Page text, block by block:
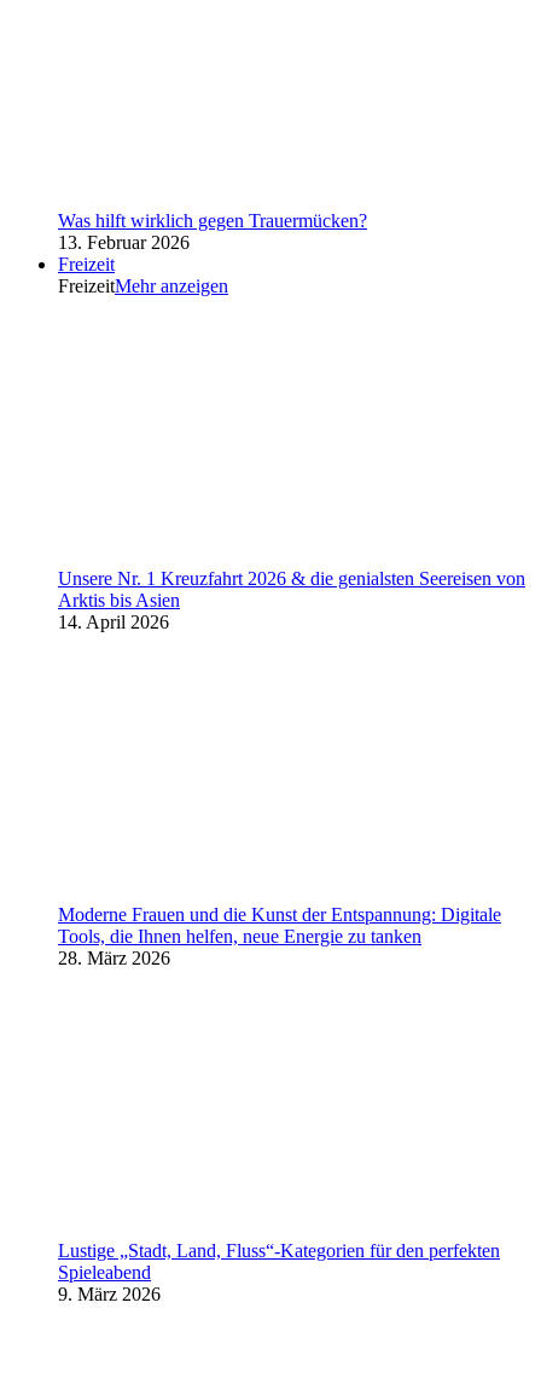
Was hilft wirklich gegen Trauermücken?
13. Februar 2026
Freizeit
FreizeitMehr anzeigen
Unsere Nr. 1 Kreuzfahrt 2026 & die genialsten Seereisen von
Arktis bis Asien
14. April 2026
Moderne Frauen und die Kunst der Entspannung: Digitale
Tools, die Ihnen helfen, neue Energie zu tanken
28. März 2026
Lustige „Stadt, Land, Fluss“-Kategorien für den perfekten
Spieleabend
9. März 2026